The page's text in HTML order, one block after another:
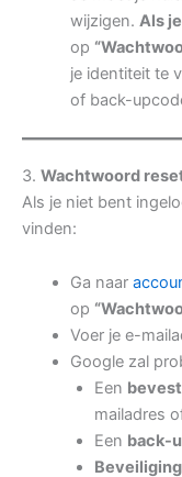
wijzigen. Als
op
je identiteit te
of back-
3. Wachtwoord
Als je niet bent
vinden:
Ga naar
op
Voer je e-
Google zal
Een
mailadres
Een back-